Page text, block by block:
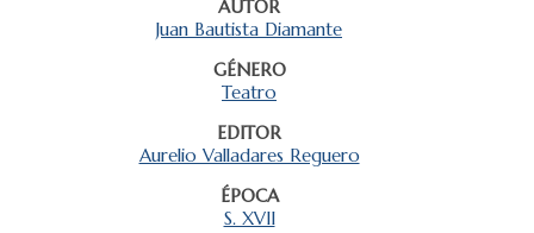
AUTOR
Juan Bautista Diamante
GÉNERO
Teatro
EDITOR
Aurelio Valladares Reguero
ÉPOCA
S. XVII